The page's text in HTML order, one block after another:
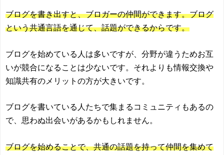
ブログを書き出すと、ブロガーの仲間ができます。ブログ
という共通言語を通じて、話題ができるからです。
ブログを始めている人は多いですが、分野が違うためお互
いが競合になることは少ないです。それよりも情報交換や
知識共有のメリットの方が大きいです。
ブログを書いている人たちで集まるコミュニティもあるの
で、思わぬ出会いがあるかもしれません。
ブログを始めることで、共通の話題を持って仲間を集めて